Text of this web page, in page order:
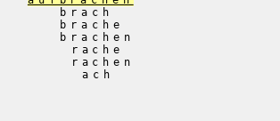
brach
brache
brachen
rache
rachen
ach